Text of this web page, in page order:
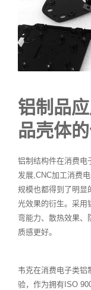
铝制品
品壳体
铝制结构件在消费电
发展,CNC加工消费
规模也都得到了明显
光效果的衍生。采用
弯能力、散热效果、
质感更好。
韦克在消费电子类铝
验，作为拥有ISO